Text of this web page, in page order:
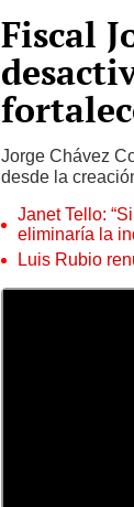
Fiscal
Jorge Chávez
desde la
Janet Tello:
eliminaría la
Luis Rubio